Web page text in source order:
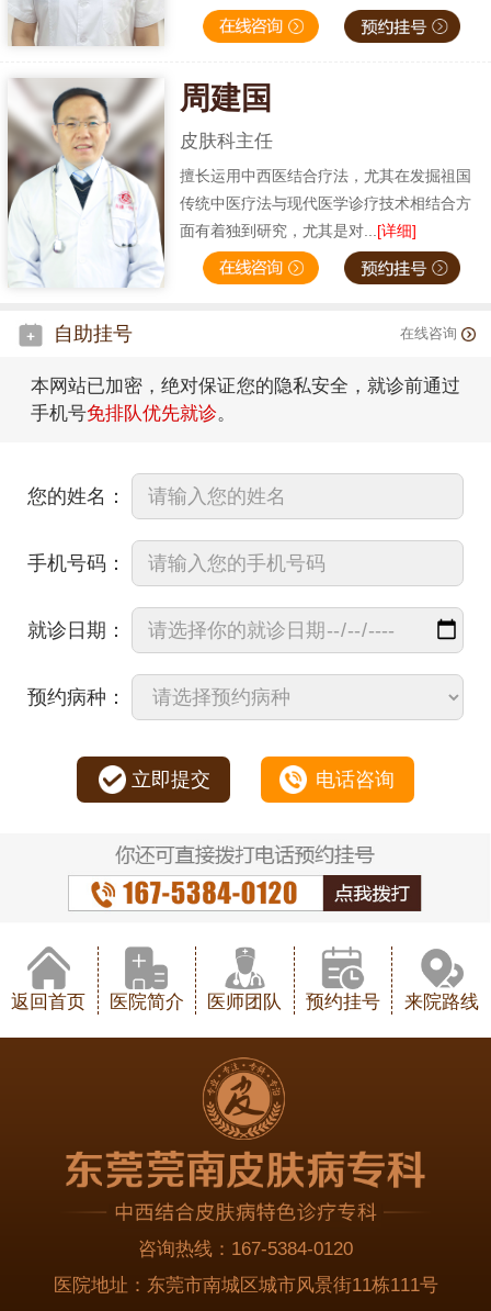
周建国
皮肤科主任
擅长运用中西医结合疗法，尤其在发掘祖国
传统中医疗法与现代医学诊疗技术相结合方
面有着独到研究，尤其是对...[详细]
自助挂号 在线咨询
本网站已加密，绝对保证您的隐私安全，就诊前通过
手机号免排队优先就诊。
您的姓名：
手机号码：
就诊日期：
预约病种：
立即提交 电话咨询
返回首页 医院简介 医师团队 预约挂号 来院路线
咨询热线： 167-5384-0120
医院地址： 东莞市南城区城市风景街11栋111号